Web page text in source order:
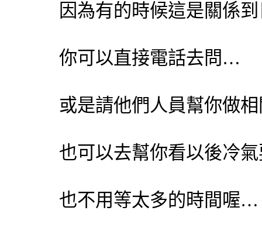
因為有的時候這是關係
你可以直接電話去問…
或是請他們人員幫你做
也可以去幫你看以後冷
也不用等太多的時間喔…